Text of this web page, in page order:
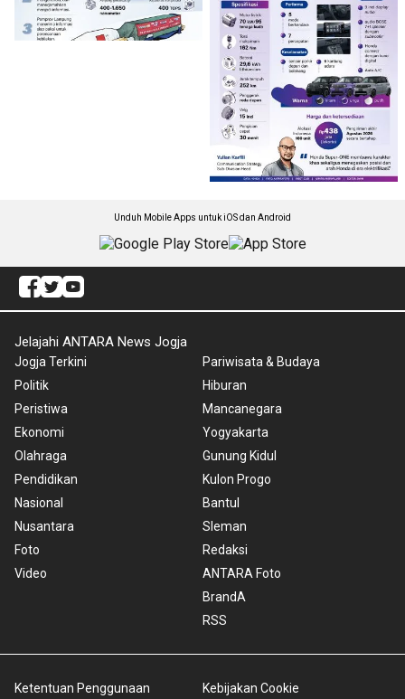
Unduh Mobile Apps untuk iOS dan Android
Jelajahi ANTARA News Jogja
Jogja Terkini
Politik
Peristiwa
Ekonomi
Olahraga
Pendidikan
Nasional
Nusantara
Foto
Video
Pariwisata & Budaya
Hiburan
Mancanegara
Yogyakarta
Gunung Kidul
Kulon Progo
Bantul
Sleman
Redaksi
ANTARA Foto
BrandA
RSS
Ketentuan Penggunaan Kebijakan Cookie